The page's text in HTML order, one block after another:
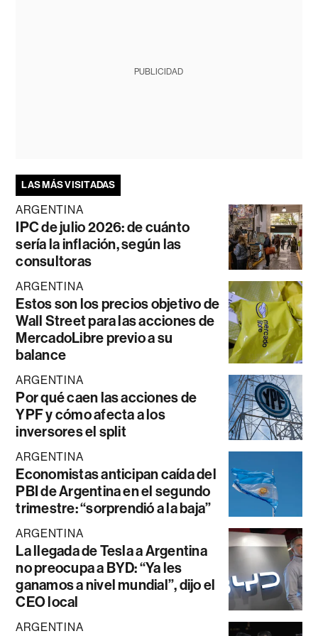
PUBLICIDAD
LAS MÁS VISITADAS
ARGENTINA
IPC de julio 2026: de cuánto
sería la inflación, según las
consultoras
ARGENTINA
Estos son los precios objetivo de
Wall Street para las acciones de
MercadoLibre previo a su
balance
ARGENTINA
Por qué caen las acciones de
YPF y cómo afecta a los
inversores el split
ARGENTINA
Economistas anticipan caída del
PBI de Argentina en el segundo
trimestre: “sorprendió a la baja”
ARGENTINA
La llegada de Tesla a Argentina
no preocupa a BYD: “Ya les
ganamos a nivel mundial”, dijo el
CEO local
ARGENTINA